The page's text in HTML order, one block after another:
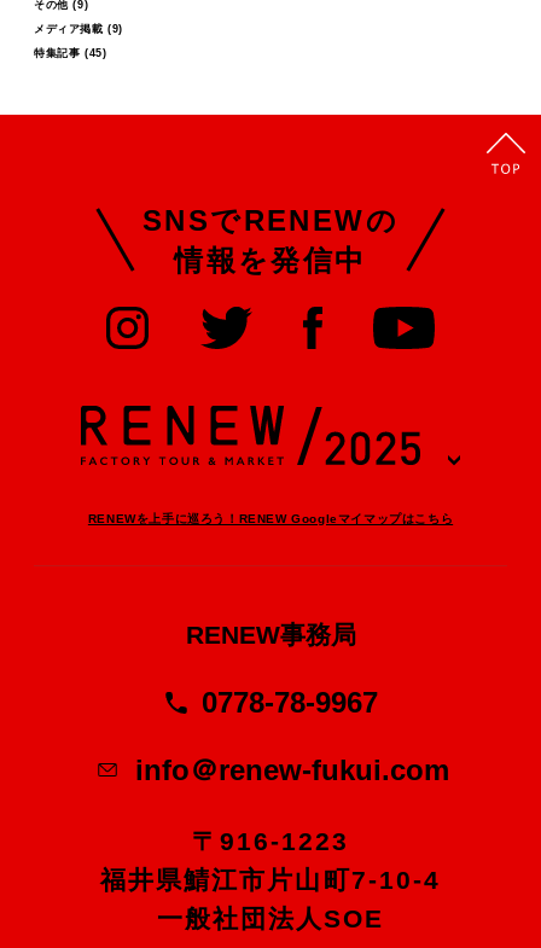
その他(9)
メディア掲載 (9)
特集記事 (45)
SNSでRENEWの
情報を発信中
RENEWを上手に巡ろう！RENEW Googleマイマップはこちら
RENEW事務局
0778-78-9967
info＠renew-fukui.com
〒916-1223
福井県鯖江市片山町7-10-4
一般社団法人SOE